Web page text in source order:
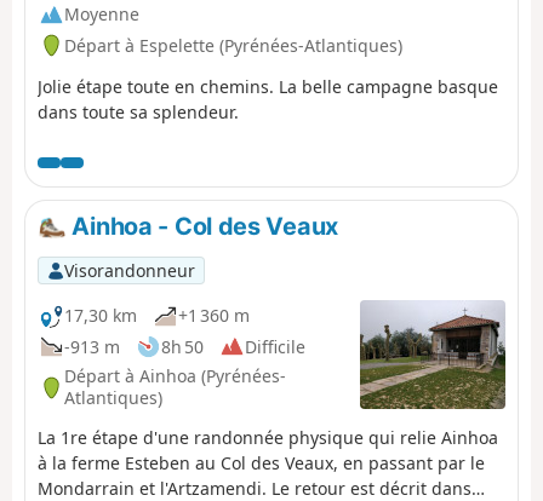
Moyenne
Départ à Espelette (Pyrénées-Atlantiques)
Jolie étape toute en chemins. La belle campagne basque
dans toute sa splendeur.
Ainhoa - Col des Veaux
Visorandonneur
17,30 km
+1 360 m
-913 m
8h 50
Difficile
Départ à Ainhoa (Pyrénées-
Atlantiques)
La 1re étape d'une randonnée physique qui relie Ainhoa
à la ferme Esteben au Col des Veaux, en passant par le
Mondarrain et l'Artzamendi. Le retour est décrit dans